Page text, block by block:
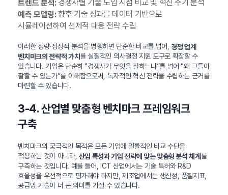
트렌드 분석:경쟁사별 기술 도입 시점 비교 및 혁신 주기 분석
예측 모델링:향후 기술 성과를 데이터 기반으로
시뮬레이션하여 선제적 대응 전략 수립
이러한 정량·정성적 분석을 병행하면 단순한 비교를 넘어,경쟁 업계
벤치마크의 전략적 가치를 실질적인 의사결정 지원 도구로 확장할 수
있습니다. 기업은 단순히 “경쟁사가 무엇을 잘하느냐”를 넘어 “왜 그들이
잘할 수 있는가”를 이해함으로써, 독자적인 혁신 전략을 수립하는 근거를
마련할 수 있습니다.
3-4. 산업별 맞춤형 벤치마크 프레임워크
구축
벤치마크의 궁극적인 목적은 모든 기업에 일률적인 비교 수단을
적용하는 것이 아니라, 산업 특성과 기업 전략에 맞는 맞춤형 분석 체계 를
구축하는 것입니다. 예를 들어, ICT 산업에서는 기술 특허와 R&D
효율성을 우선적으로 평가해야 하지만, 제조업에서는 생산성, 품질지표,
공급망 기술이 더 큰 의미를 가질 수 있습니다.